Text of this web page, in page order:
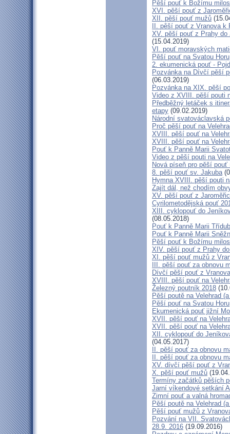
Pěší pouť k Božímu
XVI. pěší pouť z
XII. pěší pouť mužů
II. pěší pouť z Vranova k
XV. pěší pouť z Prahy
(15.04.2019)
VI. pouť moravských
Pěší pouť na Svatou Horu
2. ekumenická pouť -
Pozvánka na Dívčí pěší
(06.03.2019)
Pozvánka na XIX. pěší
Video z XVIII. pěší pouti
Předběžný letáček s
etapy (09.02.2019)
Národní svatováclavská
Proč pěší pouť na
XVIII. pěší pouť na
XVIII. pěší pouť na
Pouť k Panně Marii
Video z pěší pouti na
Nová píseň pro pěší
8. pěší pouť sv. Jakuba
Hymna XVIII. pěší pouti
Zajít dál, než chodím
XV. pěší pouť z
Cyrilometodějská pouť
XIII. cyklopouť do
(08.05.2018)
Pouť k Panně Marii
Pouť k Panně Marii
Pěší pouť k Božímu
XIV. pěší pouť z Prahy
XI. pěší pouť mužů z
III. pěší pouť za obnovu
Dívčí pěší pouť z
XVIII. pěší pouť na
Železný poutník 2018
Pěší poutě na Velehrad
Pěší pouť na Svatou Horu
Ekumenická pouť jižní
XVII. pěší pouť na
XVII. pěší pouť na
XII. cyklopouť do
(04.05.2017)
II. pěší pouť za obnovu
II. pěší pouť za obnovu
XV. dívčí pěší pouť z
X. pěší pouť mužů
Termíny začátků pěších
Jarní víkendové setkání
Zimní pouť a valná
Pěší poutě na Velehrad
Pěší pouť mužů z
Pozvání na VII.
28.9. 2016 (19.09.2016)